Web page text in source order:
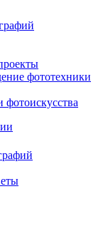
фототехники
фотоискусства